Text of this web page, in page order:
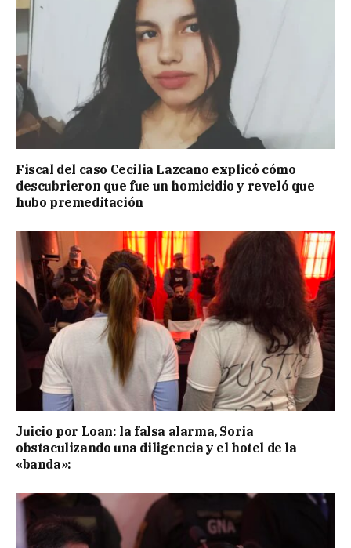
Fiscal del caso Cecilia Lazcano explicó cómo
descubrieron que fue un homicidio y reveló que
hubo premeditación
Juicio por Loan: la falsa alarma, Soria
obstaculizando una diligencia y el hotel de la
«banda»: